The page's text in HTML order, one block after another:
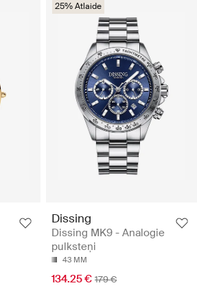
25% Atlaide
Dissing
Dissing MK9 - Analogie
pulksteņi
43 MM
134.25 € 179 €